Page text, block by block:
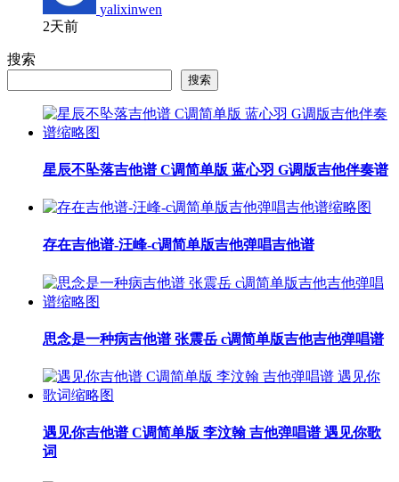
yalixinwen
2天前
搜索
搜索
星辰不坠落吉他谱 C调简单版 蓝心羽 G调版吉他伴奏谱
存在吉他谱-汪峰-c调简单版吉他弹唱吉他谱
思念是一种病吉他谱 张震岳 c调简单版吉他吉他弹唱谱
遇见你吉他谱 C调简单版 李汶翰 吉他弹唱谱 遇见你歌
词